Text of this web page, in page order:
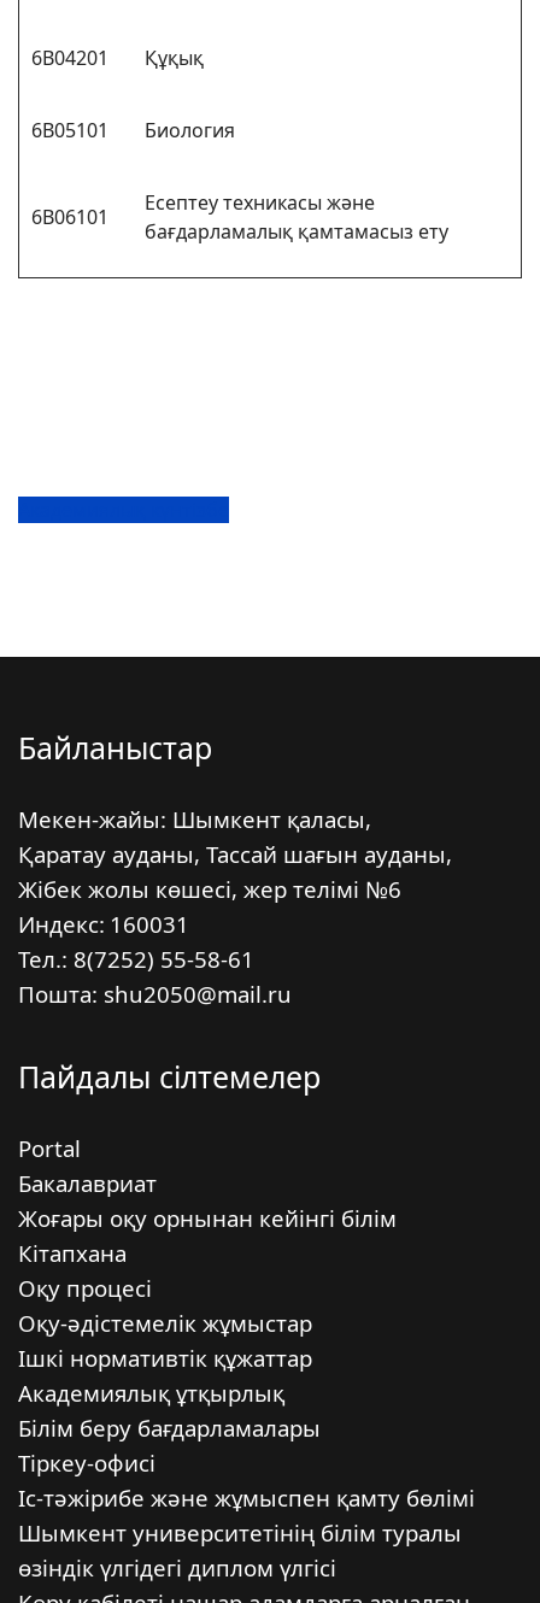
6В04201 Құқық
6В05101 Биология
6В06101
Есептеу техникасы және
бағдарламалық қамтамасыз ету
Байланыстар
Мекен-жайы: Шымкент қаласы,
Қаратау ауданы, Тассай шағын ауданы,
Жібек жолы көшесі, жер телімі №6
Индекс: 160031
Тел.: 8(7252) 55-58-61
Пошта: shu2050@mail.ru
Пайдалы сілтемелер
Portal
Бакалавриат
Жоғары оқу орнынан кейінгі білім
Кітапхана
Оқу процесі
Оқу-әдістемелік жұмыстар
Ішкі нормативтік құжаттар
Академиялық ұтқырлық
Білім беру бағдарламалары
Тіркеу-офисі
Іс-тәжірибе және жұмыспен қамту бөлімі
Шымкент университетінің білім туралы
өзіндік үлгідегі диплом үлгісі